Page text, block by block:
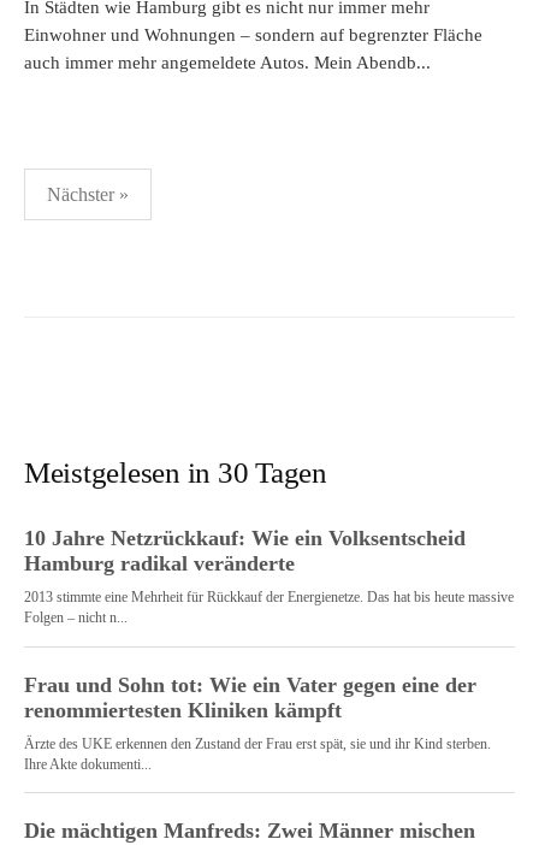
In Städten wie Hamburg gibt es nicht nur immer mehr
Einwohner und Wohnungen – sondern auf begrenzter Fläche
auch immer mehr angemeldete Autos. Mein Abendb...
Seitennummerierung
der
Nächster »
Meistgelesen in 30 Tagen